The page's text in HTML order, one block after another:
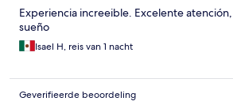
Experiencia increeible. Excelente
sueño
Isael H, reis van 1 nacht
Geverifieerde beoordeling